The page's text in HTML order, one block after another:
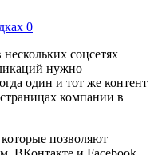
0
соцсетях
нужно
один и тот же контент
компании в
позволяют